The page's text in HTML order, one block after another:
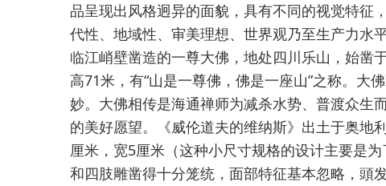
品呈现出风格迥异的面貌，具有不同的视觉特征
代性、地域性、审美理想、世界观乃至生产力水
临江峭壁凿造的一尊大佛，地处四川乐山，始凿
高71米，有“山是一尊佛，佛是一座山”之称。大
妙。大佛相传是海通禅师为减杀水势、普渡众生
的美好愿望。《威伦道夫的维纳斯》出土于奥地
厘米，宽5厘米（这种小尺寸规格的设计主要是
和四肢雕凿得十分笼统，面部特征基本忽略，頭